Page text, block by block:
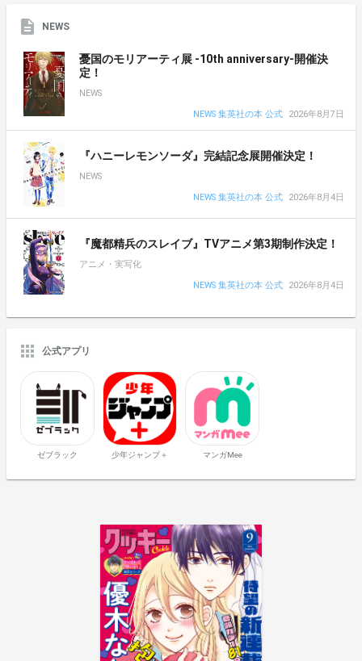
NEWS
憂国のモリアーティ展 -10th anniversary-開催決
定！
NEWS
NEWS 集英社の本 公式
2026年8月7日
『ハニーレモンソーダ』完結記念展開催決定！
NEWS
NEWS 集英社の本 公式
2026年8月4日
『魔都精兵のスレイブ』TVアニメ第3期制作決定！
アニメ・実写化
NEWS 集英社の本 公式
2026年8月4日
公式アプリ
ゼブラック 少年ジャンプ＋ マンガMee